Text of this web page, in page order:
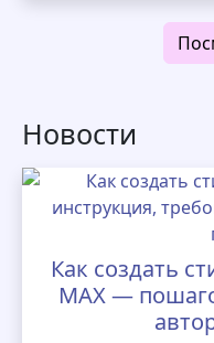
Новости
Как создать
MAX —